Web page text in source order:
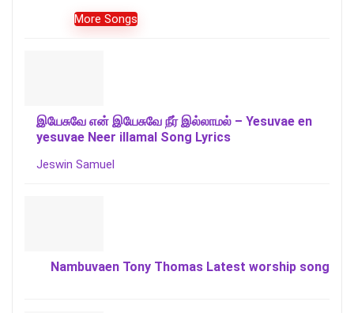
More Songs
இயேசுவே என் இயேசுவே நீர் இல்லாமல் – Yesuvae en
yesuvae Neer illamal Song Lyrics
Jeswin Samuel
Nambuvaen Tony Thomas Latest worship song